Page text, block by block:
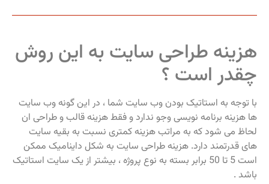
هزینه طراحی سایت به این روش
چقدر است ؟
با توجه به استاتیک بودن وب سایت شما ، در این گونه وب سایت
ها هزینه برنامه نویسی وجو ندارد و فقط هزینه قالب و طراحی ان
لحاظ می شود که به مراتب هزینه کمتری نسبت به بقیه سایت
های قدرتمند دارد. هزینه طراحی سایت به شکل داینامیک ممکن
است 5 تا 50 برابر بسته به نوع پروژه ، بیشتر از یک سایت استاتیک
باشد .